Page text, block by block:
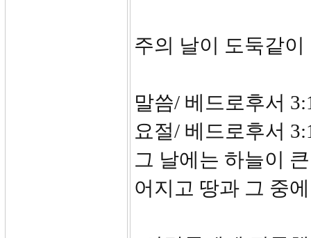
주의 날이 도둑같이
말씀/ 베드로후서
요절/ 베드로후서
그 날에는 하늘이
어지고 땅과 그 중